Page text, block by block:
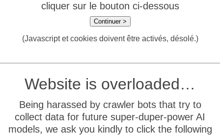
cliquer sur le bouton ci-dessous
Continuer >
(Javascript et cookies doivent être activés, désolé.)
Website is overloaded…
Being harassed by crawler bots that try to
collect data for future super-duper-power AI
models, we ask you kindly to click the following